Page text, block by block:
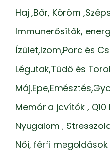
Haj ,Bőr, Köröm
Immunerősítők,
Ízület,Izom,Porc és
Légutak,Tüdő és
Memória javítók , Q10
Nyugalom ,
Női, férfi megoldások